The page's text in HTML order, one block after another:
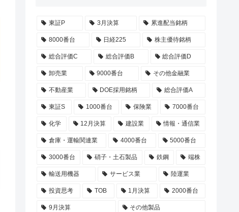
東証P 3月決算 累進配当銘柄
8000番台 日経225 株主優待銘柄
総合評価C 総合評価B 総合評価D
卸売業 9000番台 その他金融業
不動産業 DOE採用銘柄 総合評価A
東証S 1000番台 保険業 7000番台
化学 12月決算 建設業 情報・通信業
倉庫・運輸関連業 4000番台 5000番台
3000番台 硝子・土石製品 鉄鋼 端株
輸送用機器 サービス業 陸運業
投資思考 TOB 1月決算 2000番台
9月決算 その他製品